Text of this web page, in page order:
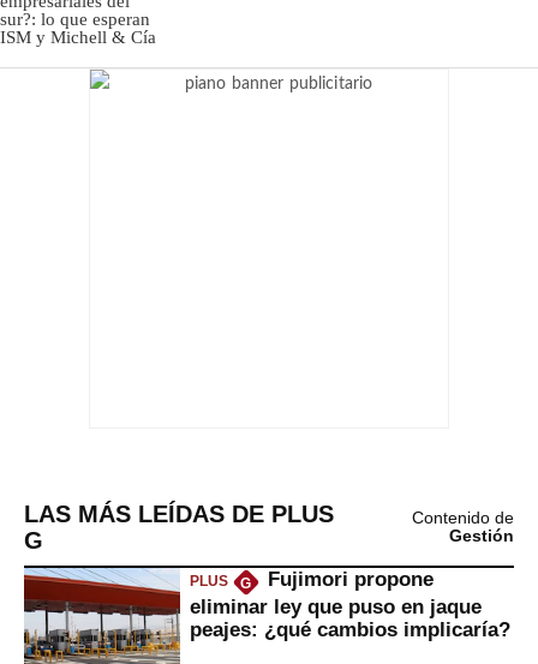
LAS MÁS LEÍDAS DE PLUS
G
Contenido de
Gestión
PLUS G
Fujimori propone
eliminar ley que puso en jaque
peajes: ¿qué cambios implicaría?